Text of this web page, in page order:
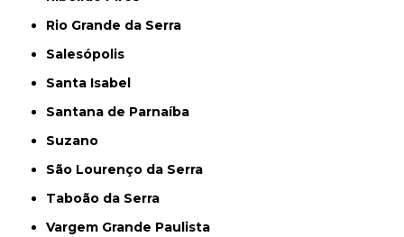
Rio Grande da Serra
Salesópolis
Santa Isabel
Santana de Parnaíba
Suzano
São Lourenço da Serra
Taboão da Serra
Vargem Grande Paulista